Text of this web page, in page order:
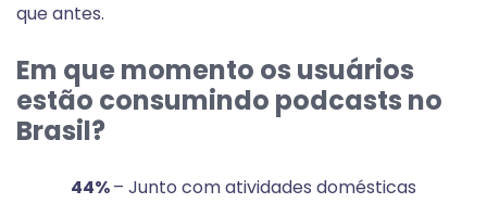
que antes.
Em que momento os usuários
estão consumindo podcasts no
Brasil?
44%– Junto com atividades domésticas